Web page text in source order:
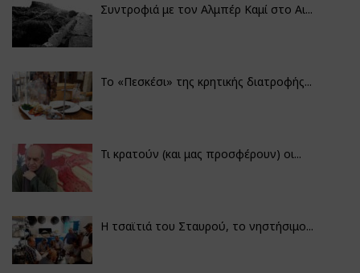
Συντροφιά με τον Αλμπέρ Καμί στο Αι...
Το «Πεσκέσι» της κρητικής διατροφής...
Τι κρατούν (και μας προσφέρουν) οι...
Η τσαϊτιά του Σταυρού, το νηστήσιμο...